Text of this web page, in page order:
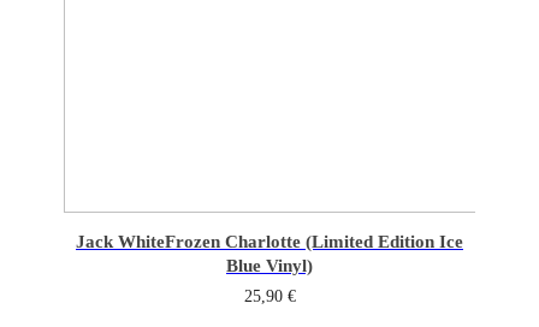
Jack WhiteFrozen Charlotte (Limited Edition Ice
Blue Vinyl)
25,90 €